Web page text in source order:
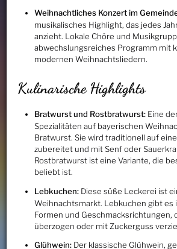
Weihnachtliches Konzert im
musikalisches Highlight, das jedes
anzieht. Lokale Chöre und
abwechslungsreiches Programm mit
modernen Weihnachtsliedern.
Kulinarische Highlights
Bratwurst und Rostbratwurst:Eine
Spezialitäten auf bayerischen
Bratwurst. Sie wird traditionell auf
zubereitet und mit Senf oder
Rostbratwurst ist eine Variante, die
beliebt ist.
Lebkuchen:Diese süße Leckerei ist
Weihnachtsmarkt. Lebkuchen gibt es
Formen und Geschmacksrichtungen,
überzogen oder mit Zuckerguss
Glühwein:Der klassische Glühwein,